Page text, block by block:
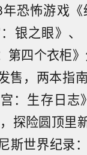
恐怖游戏
银之眼》
第四个衣柜
售，两本指
：生存日
探险圆顶里
斯世界纪录